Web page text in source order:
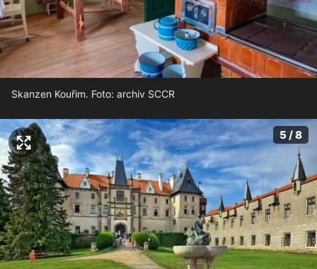
Skanzen Kouřim. Foto: archiv SCCR
5 / 8